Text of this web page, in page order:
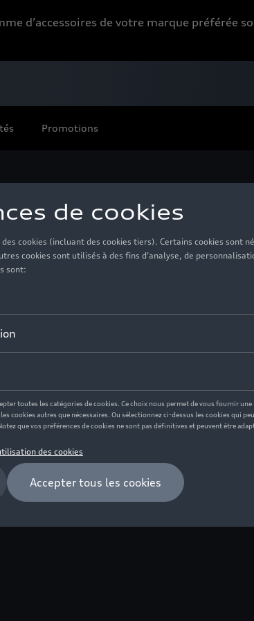
d’accessoires de votre marque préférée
Promotions
Collection